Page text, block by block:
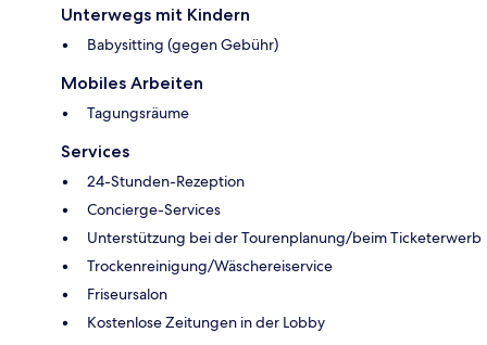
Unterwegs mit Kindern
Babysitting (gegen Gebühr)
Mobiles Arbeiten
Tagungsräume
Services
24-Stunden-Rezeption
Concierge-Services
Unterstützung bei der Tourenplanung/beim Ticketerwerb
Trockenreinigung/Wäschereiservice
Friseursalon
Kostenlose Zeitungen in der Lobby